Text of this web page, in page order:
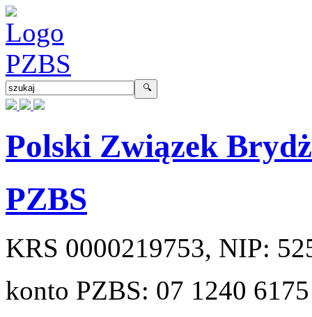
Polski Związek
PZBS
KRS 0000219753, NIP:
konto PZBS: 07 1240